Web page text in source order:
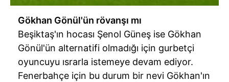
almak için lütfentıklayınız.
Gökhan Gönül'ün rövanşı mı
Beşiktaş'ın hocası Şenol Güneş ise Gökhan
Gönül'ün alternatifi olmadığı için gurbetçi
oyuncuyu ısrarla istemeye devam ediyor.
Fenerbahçe için bu durum bir nevi Gökhan'ın